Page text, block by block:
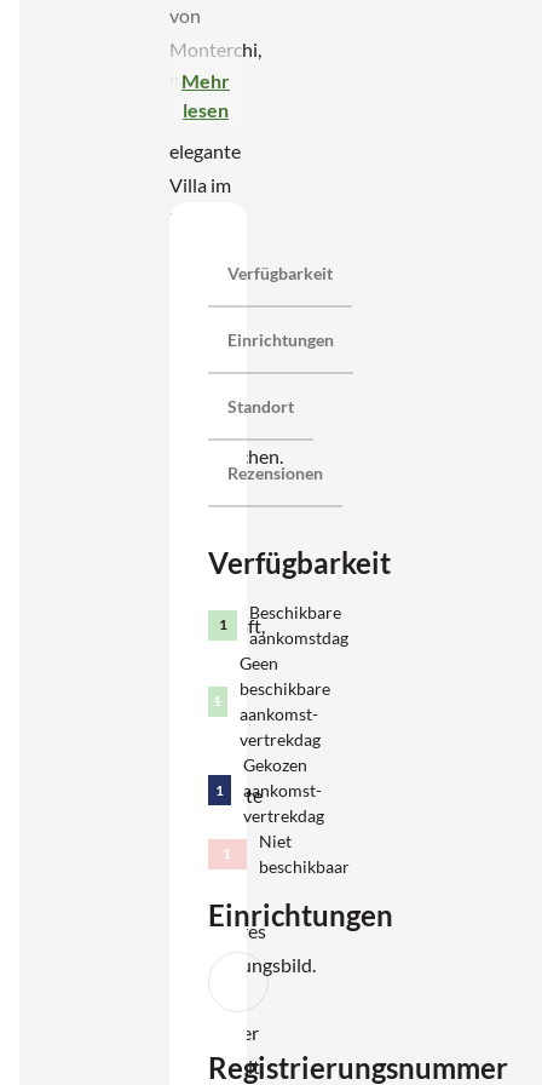
von
Monterchi,
liegt
diese
elegante
Villa im
Liberty-
umgeben
Hügeln
Ackerflächen.
über die
Landschaft,
Ruhe
Geschichte
verleihen
diesem
besonderes
Erscheinungsbild.
attraktiver
Aufenthalt,
Mehr
lesen
Verfügbarkeit
Einrichtungen
Standort
Rezensionen
Verfügbarkeit
1
Beschikbare
aankomstdag
1
Geen
beschikbare
aankomst-
vertrekdag
1
Gekozen
aankomst-
vertrekdag
1
Niet
beschikbaar
Einrichtungen
Registrierungsnummer